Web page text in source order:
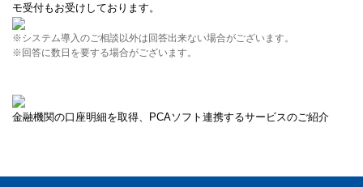
モ受付もお受けしております。
※システム導入のご相談以外は回答出来ない場合がございます。
※回答に数日を要する場合がございます。
金融機関の口座明細を取得、PCAソフト連携するサービスのご紹介